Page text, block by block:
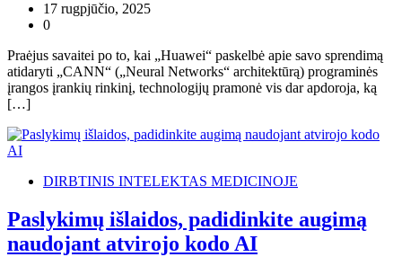
17 rugpjūčio, 2025
0
Praėjus savaitei po to, kai „Huawei“ paskelbė apie savo sprendimą
atidaryti „CANN“ („Neural Networks“ architektūrą) programinės
įrangos įrankių rinkinį, technologijų pramonė vis dar apdoroja, ką
[…]
DIRBTINIS INTELEKTAS MEDICINOJE
Paslykimų išlaidos, padidinkite augimą
naudojant atvirojo kodo AI